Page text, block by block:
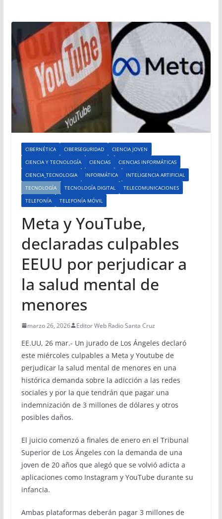
CIBERNÉTICA CIBERSEGURIDAD
CIENCIA JOVEN
CIENCIA Y TECNOLOGÍA
CIENCIAS
CIENCIAS INFORMÁTICAS
CIENCIA_TECNOLOGIA
INFORMÁTICA
INTELIGENCIA ARTIFICIAL
TECNOLOGÍA
TECNOLOGÍA DIGITAL
TELECOMUNICACIONES
TELEFONÍA
TELEFONÍA MÓVIL
Meta y YouTube,
declaradas culpables
EEUU por perjudicar a
la salud mental de
menores
marzo 26, 2026 Editor Web Radio Santa Cruz
EE.UU, 26 mar.- Un jurado de Los Ángeles declaró
este miércoles culpables a Meta y Youtube de
perjudicar la salud mental de menores en una
histórica demanda sobre la adicción a las redes
sociales y por la que tendrán que pagar una
indemnización de 3 millones de dólares y otros
posibles daños.
El juicio comenzó a finales de enero en el Tribunal
Superior de Los Ángeles con la demanda de una
joven de 20 años que alegó que se volvió adicta a
aplicaciones como Instagram y YouTube durante su
infancia.
Ambas plataformas deberán pagar 3 millones de